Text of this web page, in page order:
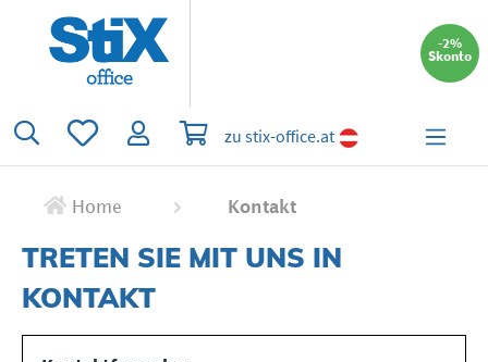
springen
-2%
Skonto
Du hast 0 Produkte auf dem Merkzettel
Warenkorb enthält 0 Positionen. Der
zu stix-office.at
Home Kontakt
TRETEN SIE MIT UNS IN
KONTAKT